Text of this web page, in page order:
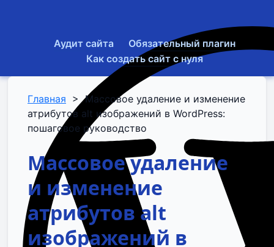
Аудит сайта
Обязательный плагин
Как создать сайт с нуля
Главная >Массовое удаление и изменение
атрибутов alt изображений в WordPress:
пошаговое руководство
Массовое удаление
и изменение
атрибутов alt
изображений в